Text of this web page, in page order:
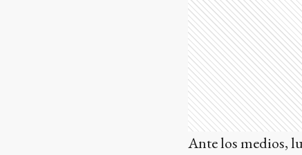
Ante los medios,